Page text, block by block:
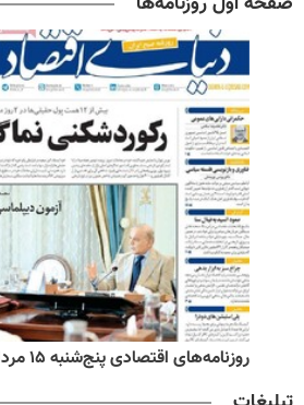
روزنامه‌های اقتصادی پنج‌شنبه ۱۵ مرداد ۱۴۰۵